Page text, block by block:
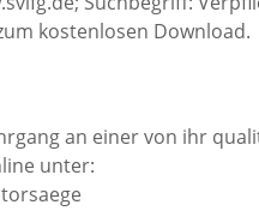
kostenlosen Download.
an einer von ihr
unter: